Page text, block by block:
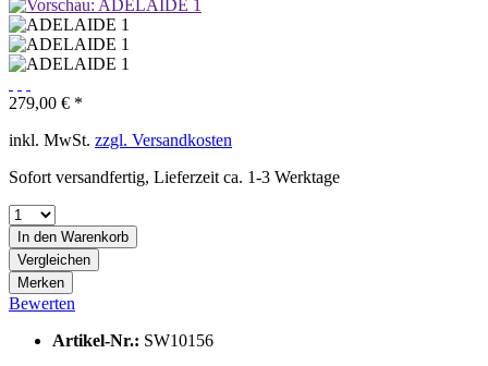
279,00 € *
inkl. MwSt. zzgl. Versandkosten
Sofort versandfertig, Lieferzeit ca. 1-3 Werktage
In den Warenkorb
Vergleichen
Merken
Bewerten
Artikel-Nr.: SW10156